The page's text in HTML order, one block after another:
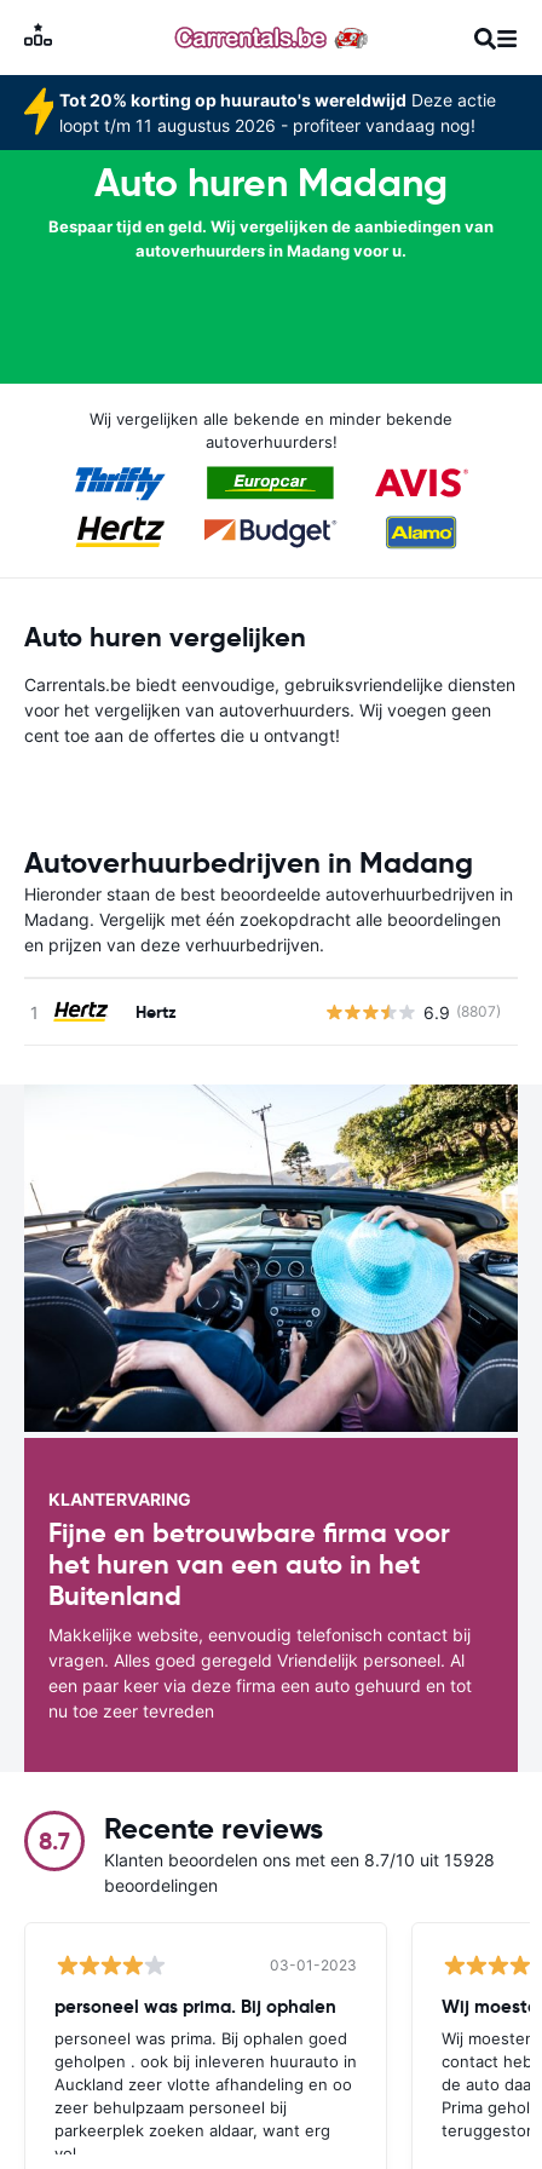
Tot 20% korting op huurauto's wereldwijd Deze actie
loopt t/m 11 augustus 2026 - profiteer vandaag nog!
Auto huren Madang
Bespaar tijd en geld. Wij vergelijken de aanbiedingen van
autoverhuurders in Madang voor u.
Wij vergelijken alle bekende en minder bekende
autoverhuurders!
Auto huren vergelijken
Carrentals.be biedt eenvoudige, gebruiksvriendelijke diensten
voor het vergelijken van autoverhuurders. Wij voegen geen
cent toe aan de offertes die u ontvangt!
Autoverhuurbedrijven in Madang
Hieronder staan de best beoordeelde autoverhuurbedrijven in
Madang. Vergelijk met één zoekopdracht alle beoordelingen
en prijzen van deze verhuurbedrijven.
Hertz 6.9 (8807)
KLANTERVARING
Fijne en betrouwbare firma voor
het huren van een auto in het
Buitenland
Makkelijke website, eenvoudig telefonisch contact bij
vragen. Alles goed geregeld Vriendelijk personeel. Al
een paar keer via deze firma een auto gehuurd en tot
nu toe zeer tevreden
8.7 Recente reviews
Klanten beoordelen ons met een 8.7/10 uit 15928
beoordelingen
03-01-2023
personeel was prima. Bij ophalen
personeel was prima. Bij ophalen goed
geholpen . ook bij inleveren huurauto in
Auckland zeer vlotte afhandeling en oo
zeer behulpzaam personeel bij
parkeerplek zoeken aldaar, want erg
vol.
Wij
Wij moesten
contact
de auto
Prima